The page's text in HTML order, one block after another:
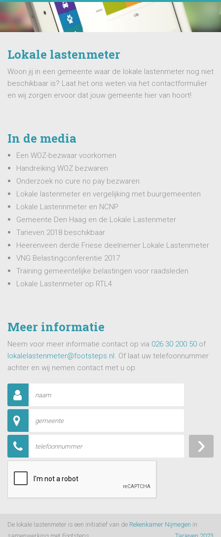
Lokale lastenmeter
Woon jij in een gemeente waar de lokale lastenmeter nog niet
beschikbaar is? Laat het ons weten via het contactformulier
en wij zorgen ervoor dat jouw gemeente hier van hoort!
In de media
Een WOZ-bezwaar voorkomen
Handreiking WOZ bezwaren
Onderzoek no cure no pay bezwaren
Lokale lastenmeter en vergelijking met buurgemeenten
Lokale Lastennmeter en NCNP
Gemeente Den Haag en de Lokale Lastenmeter
Tarieven 2018 beschikbaar
Heerenveen derde Friese deelnemer Lokale Lastenmeter
VNG Belastingconferentie 2017
Training gemeentelijke belastingen voor raadsleden
Lokale Lastenmeter op RTL4
Meer informatie
Neem voor meer informatie contact op via 026 30 200 50 of
lokalelastenmeter@footsteps.nl . Of laat uw telefoonnummer
achter en wij nemen contact met u op:
De lokale lastenmeter is een initiatief van de Rekenkamer Nijmegen in